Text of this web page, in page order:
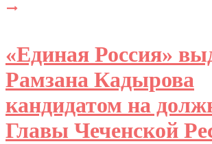
«Единая Россия»
Рамзана Кадырова
кандидатом на
Главы Чеченской